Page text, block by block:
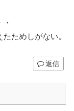
ためしがない。
返信